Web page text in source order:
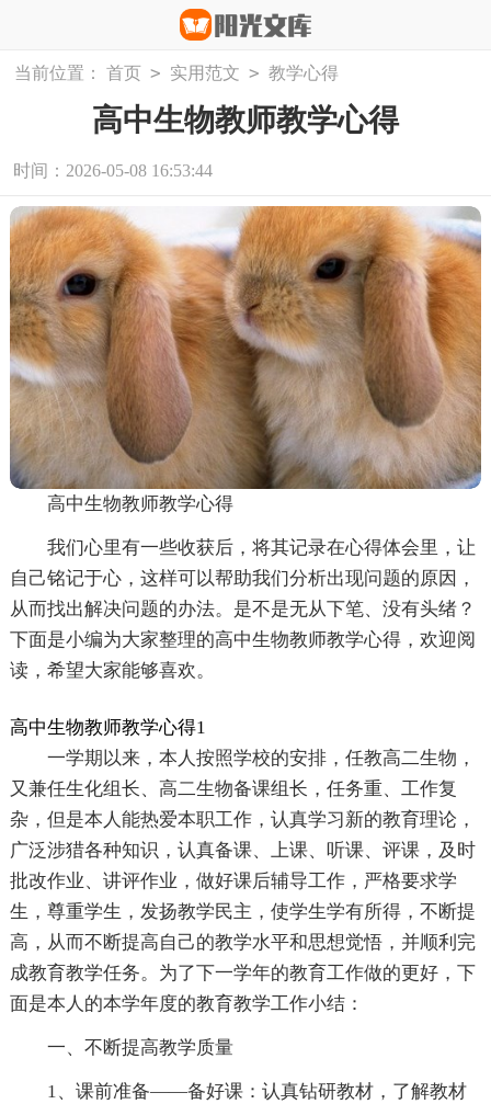
当前位置： 首页 > 实用范文 > 教学心得
高中生物教师教学心得
时间：2026-05-08 16:53:44
高中生物教师教学心得
我们心里有一些收获后，将其记录在心得体会里，让
自己铭记于心，这样可以帮助我们分析出现问题的原因，
从而找出解决问题的办法。是不是无从下笔、没有头绪？
下面是小编为大家整理的高中生物教师教学心得，欢迎阅
读，希望大家能够喜欢。
高中生物教师教学心得1
一学期以来，本人按照学校的安排，任教高二生物，
又兼任生化组长、高二生物备课组长，任务重、工作复
杂，但是本人能热爱本职工作，认真学习新的教育理论，
广泛涉猎各种知识，认真备课、上课、听课、评课，及时
批改作业、讲评作业，做好课后辅导工作，严格要求学
生，尊重学生，发扬教学民主，使学生学有所得，不断提
高，从而不断提高自己的教学水平和思想觉悟，并顺利完
成教育教学任务。为了下一学年的教育工作做的更好，下
面是本人的本学年度的教育教学工作小结：
一、不断提高教学质量
1、课前准备——备好课：认真钻研教材，了解教材